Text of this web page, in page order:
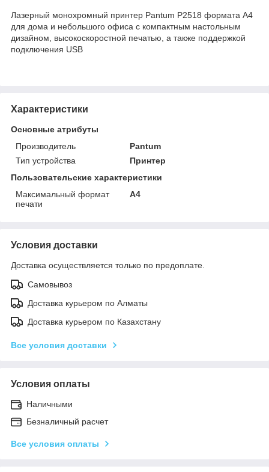
Лазерный монохромный принтер Pantum P2518 формата А4
для дома и небольшого офиса с компактным настольным
дизайном, высокоскоростной печатью, а также поддержкой
подключения USB
Характеристики
Основные атрибуты
Производитель
Pantum
Тип устройства
Принтер
Пользовательские характеристики
Максимальный формат
печати
А4
Условия доставки
Доставка осуществляется только по предоплате.
Самовывоз
Доставка курьером по Алматы
Доставка курьером по Казахстану
Все условия доставки
Условия оплаты
Наличными
Безналичный расчет
Все условия оплаты